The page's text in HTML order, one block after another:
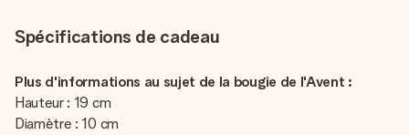
Spécifications de cadeau
Plus d'informations au sujet de la bougie de l'Avent :
Hauteur : 19 cm
Diamètre : 10 cm